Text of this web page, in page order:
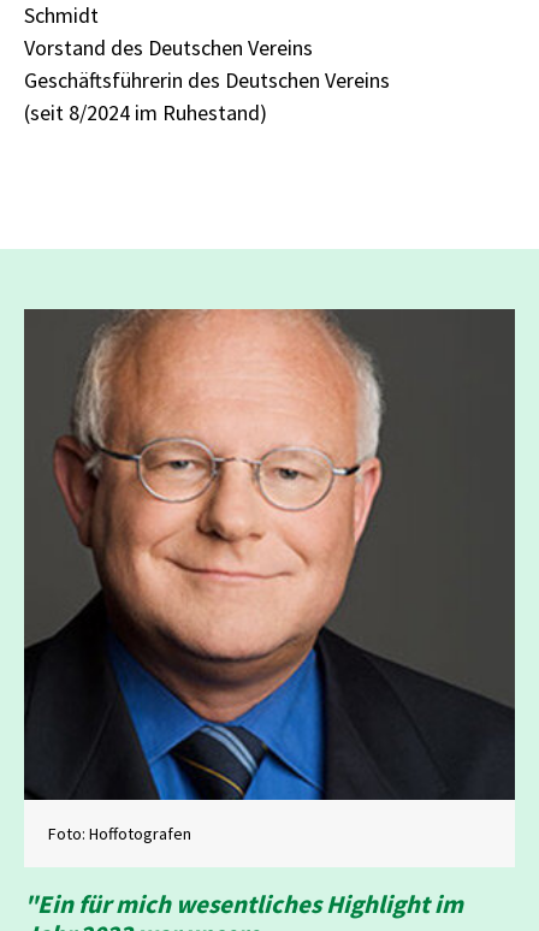
Schmidt
Vorstand des Deutschen Vereins
Geschäftsführerin des Deutschen Vereins
(seit 8/2024 im Ruhestand)
"Ein für mich wesentliches Highlight im
Foto: Hoffotografen